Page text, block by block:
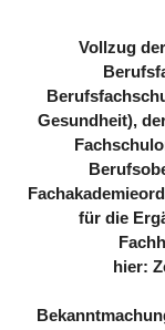
Vollzug
Gesundheit),
für die
hier: